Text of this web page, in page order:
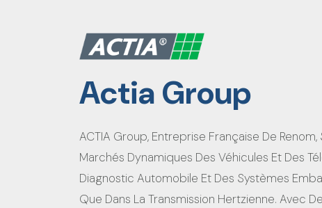
Actia Group
ACTIA Group, Entreprise Française De
Marchés Dynamiques Des Véhicules Et Des
Diagnostic Automobile Et Des Systèmes
Que Dans La Transmission Hertzienne. Avec